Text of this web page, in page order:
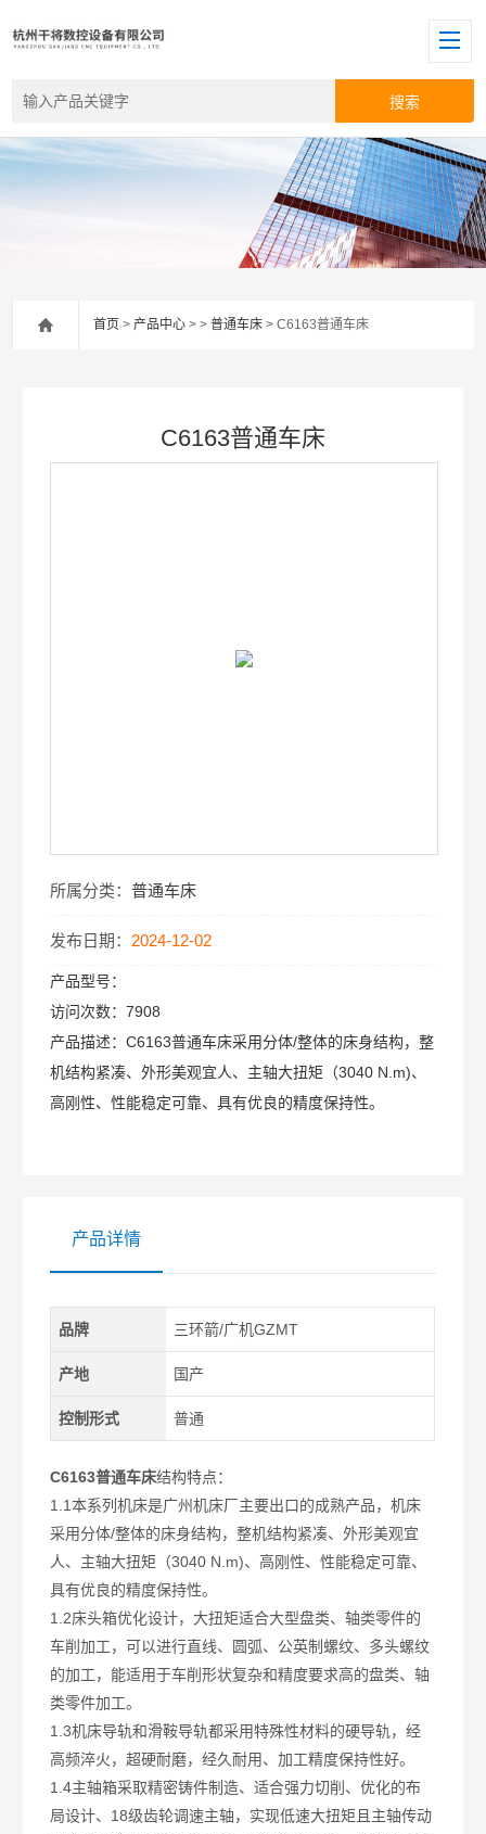
首页 >产品中心 > >普通车床 > C6163普通车床
C6163普通车床
所属分类：普通车床
发布日期： 2024-12-02
产品型号：
访问次数：7908
产品描述：C6163普通车床采用分体/整体的床身结构，整
机结构紧凑、外形美观宜人、主轴大扭矩（3040 N.m)、
高刚性、性能稳定可靠、具有优良的精度保持性。
产品详情
品牌 三环箭/广机GZMT
产地 国产
控制形式 普通
C6163普通车床结构特点：
1.1本系列机床是广州机床厂主要出口的成熟产品，机床
采用分体/整体的床身结构，整机结构紧凑、外形美观宜
人、主轴大扭矩（3040 N.m)、高刚性、性能稳定可靠、
具有优良的精度保持性。
1.2床头箱优化设计，大扭矩适合大型盘类、轴类零件的
车削加工，可以进行直线、圆弧、公英制螺纹、多头螺纹
的加工，能适用于车削形状复杂和精度要求高的盘类、轴
类零件加工。
1.3机床导轨和滑鞍导轨都采用特殊性材料的硬导轨，经
高频淬火，超硬耐磨，经久耐用、加工精度保持性好。
1.4主轴箱采取精密铸件制造、适合强力切削、优化的布
局设计、18级齿轮调速主轴，实现低速大扭矩且主轴传动